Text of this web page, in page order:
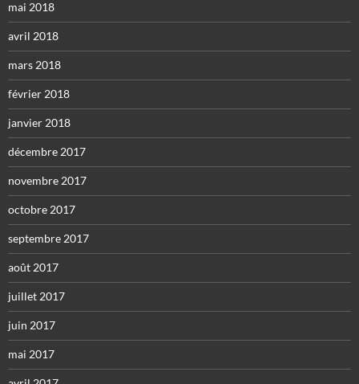
mai 2018
avril 2018
mars 2018
février 2018
janvier 2018
décembre 2017
novembre 2017
octobre 2017
septembre 2017
août 2017
juillet 2017
juin 2017
mai 2017